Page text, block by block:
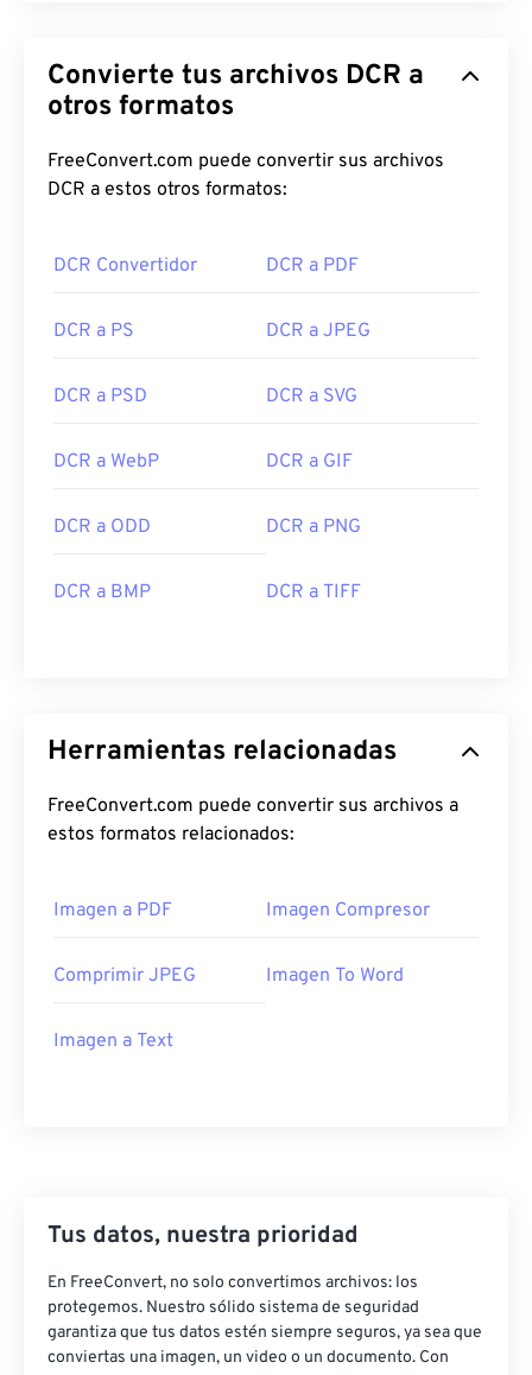
Convierte tus archivos DCR a
otros formatos
FreeConvert.com puede convertir sus archivos
DCR a estos otros formatos:
DCR Convertidor DCR a PDF
DCR a PS DCR a JPEG
DCR a PSD DCR a SVG
DCR a WebP DCR a GIF
DCR a ODD DCR a PNG
DCR a BMP DCR a TIFF
Herramientas relacionadas
FreeConvert.com puede convertir sus archivos a
estos formatos relacionados:
Imagen a PDF Imagen Compresor
Comprimir JPEG Imagen To Word
Imagen a Text
Tus datos, nuestra prioridad
En FreeConvert, no solo convertimos archivos: los
protegemos. Nuestro sólido sistema de seguridad
garantiza que tus datos estén siempre seguros, ya sea que
conviertas una imagen, un video o un documento. Con